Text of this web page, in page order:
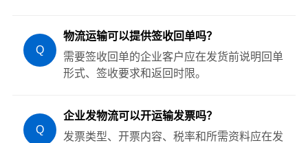
Q
物流运输可以提供签收回单吗？
需要签收回单的企业客户应在发货前说明回单
形式、签收要求和返回时限。
Q
企业发物流可以开运输发票吗？
发票类型、开票内容、税率和所需资料应在发